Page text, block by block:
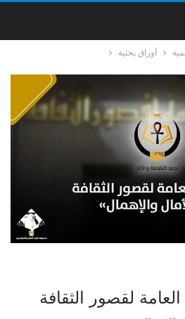
أوراق بحثية
لقصور الثقافة